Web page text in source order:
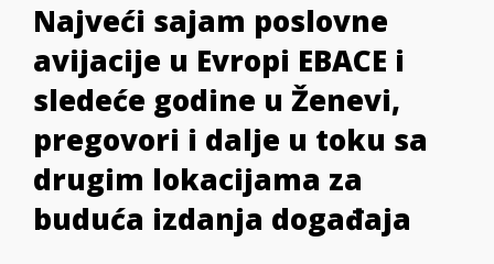
Najveći sajam poslovne
avijacije u Evropi EBACE i
sledeće godine u Ženevi,
pregovori i dalje u toku sa
drugim lokacijama za
buduća izdanja događaja